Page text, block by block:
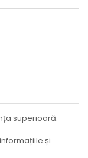
superioară.
și